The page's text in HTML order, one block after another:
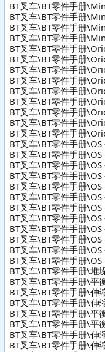
BT叉车\BT零件手册
BT叉车\BT零件手册
BT叉车\BT零件手册
BT叉车\BT零件手册
BT叉车\BT零件手册
BT叉车\BT零件手册
BT叉车\BT零件手册
BT叉车\BT零件手册
BT叉车\BT零件手册
BT叉车\BT零件手册
BT叉车\BT零件手册
BT叉车\BT零件手册
BT叉车\BT零件手册
BT叉车\BT零件手册
BT叉车\BT零件手册
BT叉车\BT零件手册
BT叉车\BT零件手册
BT叉车\BT零件手册
BT叉车\BT零件手册
BT叉车\BT零件手册
BT叉车\BT零件手册
BT叉车\BT零件手册
BT叉车\BT零件手册
BT叉车\BT零件手册
BT叉车\BT零件手册
BT叉车\BT零件手册\堆
BT叉车\BT零件手册\平
BT叉车\BT零件手册\伸
BT叉车\BT零件手册\伸
BT叉车\BT零件手册\平
BT叉车\BT零件手册\平
BT叉车\BT零件手册\
BT叉车\BT零件手册\伸